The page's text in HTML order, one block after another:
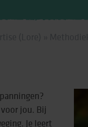
jou. Bij
Je leert